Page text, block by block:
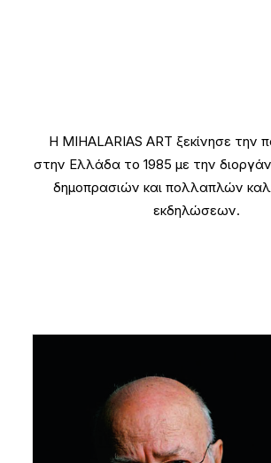
H MIHALARIAS ART ξεκίνησε την
στην Ελλάδα το 1985 με την
δημοπρασιών και πολλαπλών
εκδηλώσεων.